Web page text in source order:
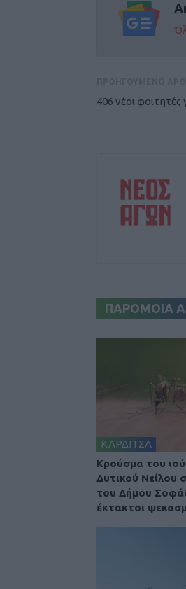
406 νέοι
ΠΑΡΟΜΟΙΑ
ΚΑΡΔΙΤΣΑ
Κρούσμα του
Δυτικού Νείλου
του Δήμου
έκτακτοι